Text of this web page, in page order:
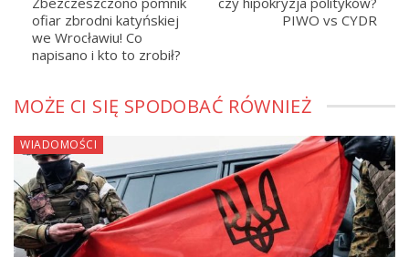
ofiar zbrodni katyńskiej
we Wrocławiu! Co
napisano i kto to zrobił?
PIWO vs CYDR
MOŻE CI SIĘ SPODOBAĆ RÓWNIEŻ
WIADOMOŚCI